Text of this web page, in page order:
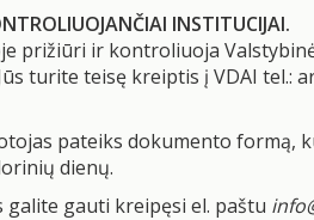
INSTITUCIJAI.
prižiūri ir kontroliuoja
turite teisę kreiptis į VDAI tel.:
pateiks dokumento formą,
dienų.
gauti kreipęsi el. paštu